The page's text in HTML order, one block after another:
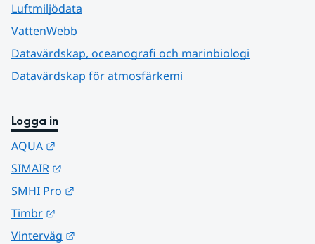
Luftmiljödata
VattenWebb
Datavärdskap, oceanografi och marinbiologi
Datavärdskap för atmosfärkemi
Logga in
AQUA
SIMAIR
SMHI Pro
Timbr
Vinterväg